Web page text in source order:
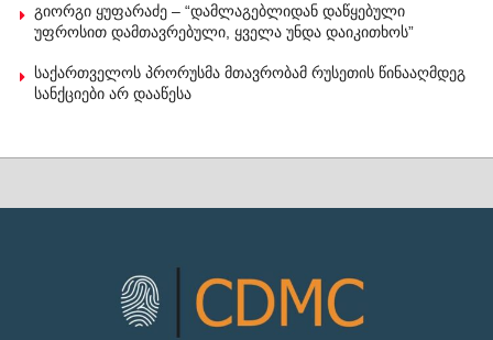
გიორგი ყუფარაძე – “დამლაგებლიდან დაწყებული
უფროსით დამთავრებული, ყველა უნდა დაიკითხოს”
საქართველოს პრორუსმა მთავრობამ რუსეთის წინააღმდეგ
სანქციები არ დააწესა